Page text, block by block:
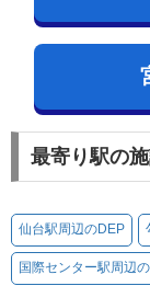
最寄り駅の
仙台駅周辺のDEP
国際センター駅周辺